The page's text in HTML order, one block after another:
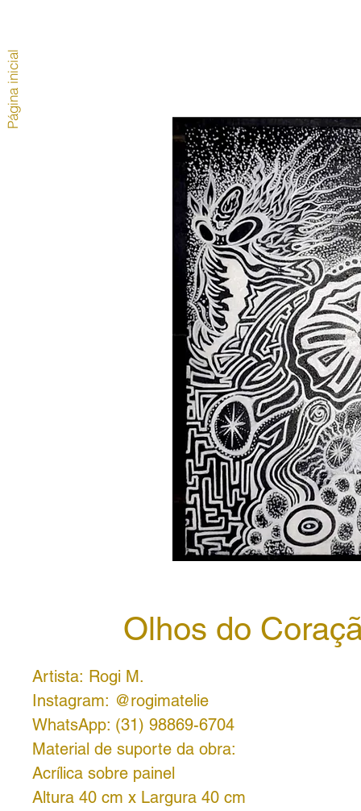
Olhos do
Artista: Rogi M.
Instagram: @rogimatelie
WhatsApp: (31) 98869-6704
Material de suporte da obra:
Acrílica sobre painel
Altura 40 cm x Largura 40 cm
Página inicial